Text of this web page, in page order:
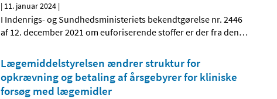
| 11. januar 2024 |
I Indenrigs- og Sundhedsministeriets bekendtgørelse nr. 2446
af 12. december 2021 om euforiserende stoffer er der fra den…
Lægemiddelstyrelsen ændrer struktur for
opkrævning og betaling af årsgebyrer for kliniske
forsøg med lægemidler